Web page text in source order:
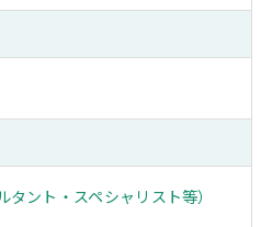
タント・スペシャリスト等）